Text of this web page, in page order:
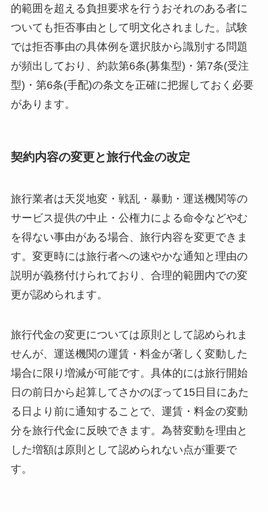
的範囲を超える負担要求を行うおそれのある者に
ついても拒否事由として明文化されました。試験
では拒否事由の具体例を選択肢から識別する問題
が頻出しており、約款第6条(募集型)・第7条(受注
型)・第6条(手配)の条文を正確に把握しておく必要
があります。
契約内容の変更と旅行代金の改定
旅行業者は天災地変・戦乱・暴動・運送機関等の
サービス提供の中止・公権力による命令などやむ
を得ない事由がある場合、旅行内容を変更できま
す。変更時には旅行者への速やかな通知と理由の
説明が義務付けられており、合理的範囲内での変
更が認められます。
旅行代金の変更については原則として認められま
せんが、運送機関の運賃・料金が著しく変動した
場合に限り増減が可能です。具体的には旅行開始
日の前日から起算してさかのぼって15日目にあた
る日より前に通知することで、運賃・料金の変動
分を旅行代金に反映できます。為替変動を理由と
した増額は原則として認められない点が重要で
す。